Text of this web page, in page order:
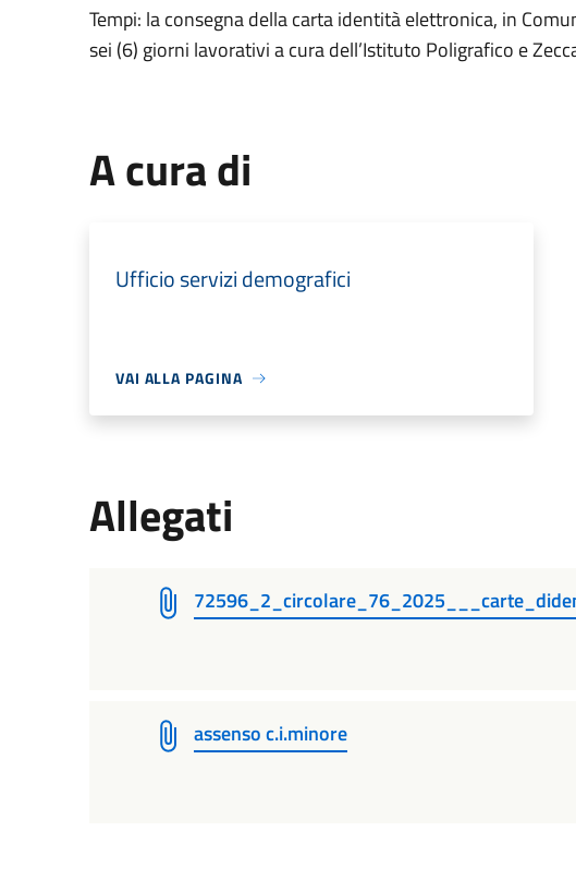
Tempi: la consegna della carta identità elettronica, in
sei (6) giorni lavorativi a cura dell’Istituto Poligrafico e
A cura di
Ufficio servizi demografici
VAI ALLA PAGINA
Allegati
assenso c.i.minore